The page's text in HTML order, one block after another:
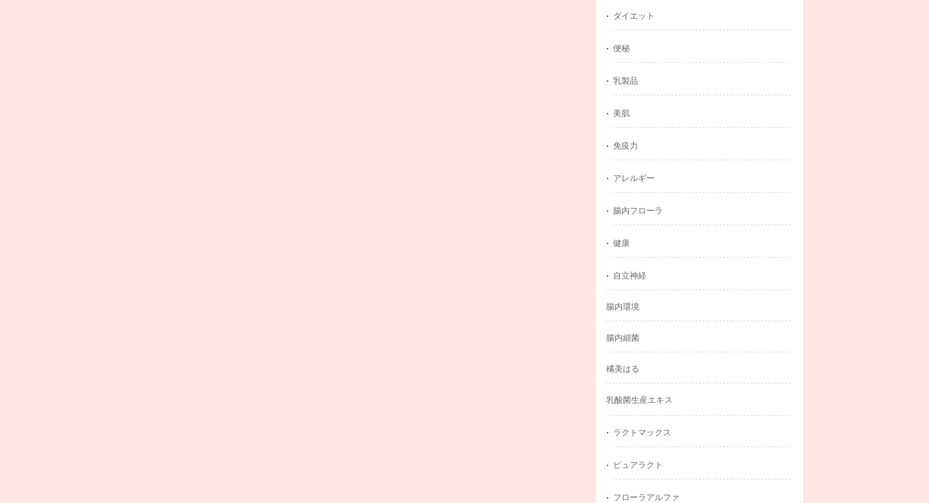
ダイエット
便秘
乳製品
美肌
免疫力
アレルギー
腸内フローラ
健康
自立神経
腸内環境
腸内細菌
橘美はる
乳酸菌生産エキス
ラクトマックス
ピュアラクト
フローラアルファ